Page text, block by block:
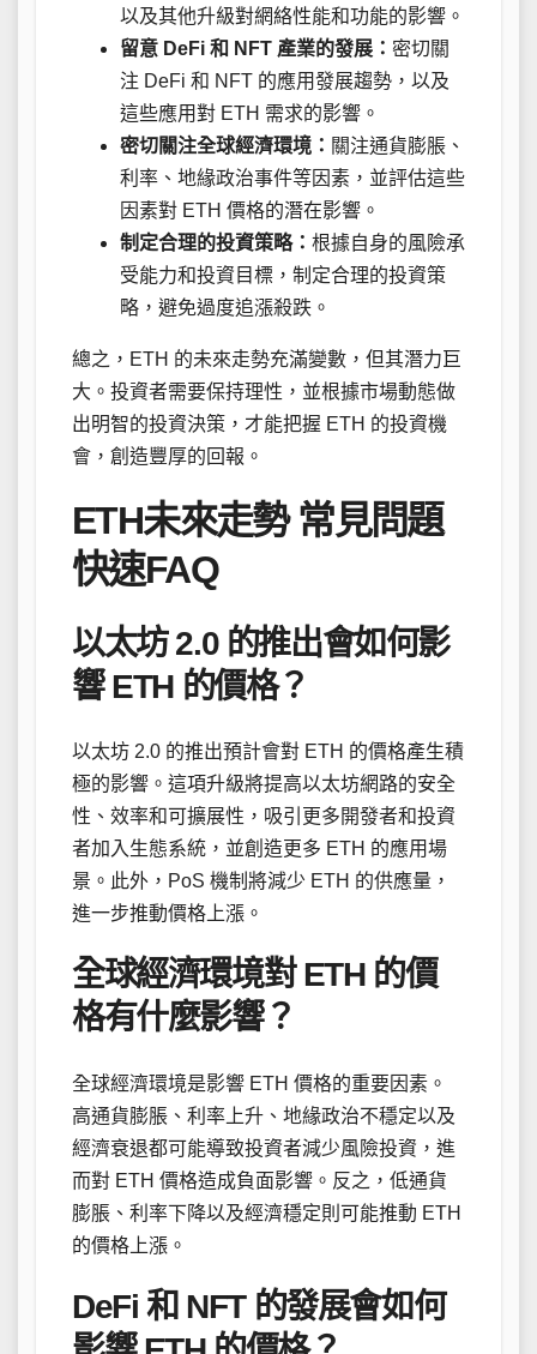
以及其他升級對網絡性能和功能的影響。
留意 DeFi 和 NFT 產業的發展： 密切關
注 DeFi 和 NFT 的應用發展趨勢，以及
這些應用對 ETH 需求的影響。
密切關注全球經濟環境： 關注通貨膨脹、
利率、地緣政治事件等因素，並評估這些
因素對 ETH 價格的潛在影響。
制定合理的投資策略： 根據自身的風險承
受能力和投資目標，制定合理的投資策
略，避免過度追漲殺跌。
總之，ETH 的未來走勢充滿變數，但其潛力巨
大。投資者需要保持理性，並根據市場動態做
出明智的投資決策，才能把握 ETH 的投資機
會，創造豐厚的回報。
ETH未來走勢 常見問題
快速FAQ
以太坊 2.0 的推出會如何影
響 ETH 的價格？
以太坊 2.0 的推出預計會對 ETH 的價格產生積
極的影響。這項升級將提高以太坊網路的安全
性、效率和可擴展性，吸引更多開發者和投資
者加入生態系統，並創造更多 ETH 的應用場
景。此外，PoS 機制將減少 ETH 的供應量，
進一步推動價格上漲。
全球經濟環境對 ETH 的價
格有什麼影響？
全球經濟環境是影響 ETH 價格的重要因素。
高通貨膨脹、利率上升、地緣政治不穩定以及
經濟衰退都可能導致投資者減少風險投資，進
而對 ETH 價格造成負面影響。反之，低通貨
膨脹、利率下降以及經濟穩定則可能推動 ETH
的價格上漲。
DeFi 和 NFT 的發展會如何